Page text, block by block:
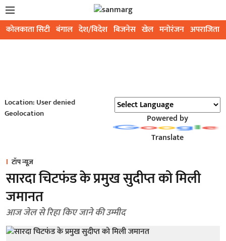
कोलकाता सिटी बंगाल देश/विदेश बिजनेस खेल मनोरंजन अपराजिता
Location: User denied
Geolocation
Powered by
Translate
टॉप न्यूज़
सारदा चिटफंड के प्रमुख सुदीप्त को मिली
जमानत
आज जेल से रिहा किए जाने की उम्मीद